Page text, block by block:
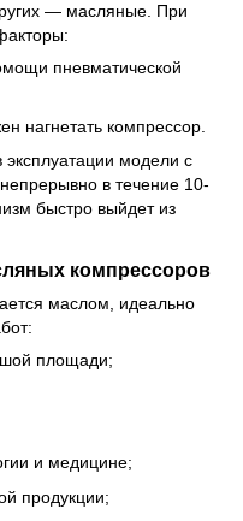
— масляные. При
пневматической
нагнетать компрессор.
модели с
в течение 10-
быстро выйдет из
компрессоров
маслом, идеально
площади;
и медицине;
продукции;